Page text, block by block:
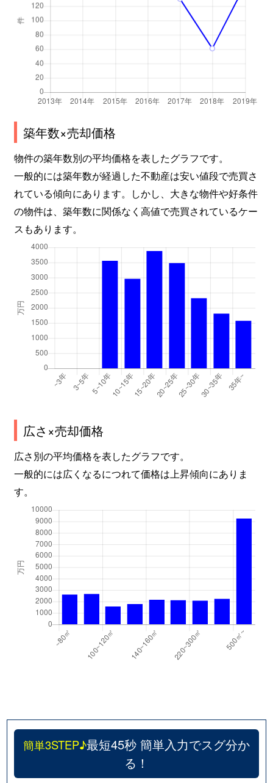
築年数×売却価格
物件の築年数別の平均価格を表したグラフです。
一般的には築年数が経過した不動産は安い値段で売買さ
れている傾向にあります。しかし、大きな物件や好条件
の物件は、築年数に関係なく高値で売買されているケー
スもあります。
広さ×売却価格
広さ別の平均価格を表したグラフです。
一般的には広くなるにつれて価格は上昇傾向にありま
す。
簡単3STEP♪最短45秒 簡単入力でスグ分か
る！